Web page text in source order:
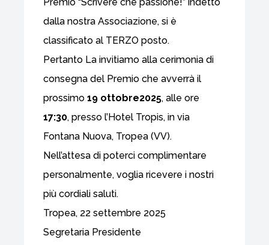
dalla nostra Associazione, si è
classificato al TERZO posto.
Pertanto La invitiamo alla cerimonia di
consegna del Premio che avverrà il
prossimo 19 ottobre2025, alle ore
17:30, presso l’Hotel Tropis, in via
Fontana Nuova, Tropea (VV).
Nell’attesa di poterci complimentare
personalmente, voglia ricevere i nostri
più cordiali saluti.
Tropea, 22 settembre 2025
Segretaria Presidente